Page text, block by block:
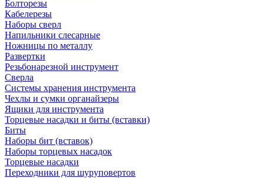
Болторезы
Кабелерезы
Наборы сверл
Напильники слесарные
Ножницы по металлу
Развертки
Резьбонарезной инструмент
Сверла
Системы хранения инструмента
Чехлы и сумки органайзеры
Ящики для инструмента
Торцевые насадки и биты (вставки)
Биты
Наборы бит (вставок)
Наборы торцевых насадок
Торцевые насадки
Переходники для шуруповертов